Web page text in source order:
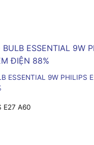
ESSENTIAL 9W PHILIPS
E27 A60